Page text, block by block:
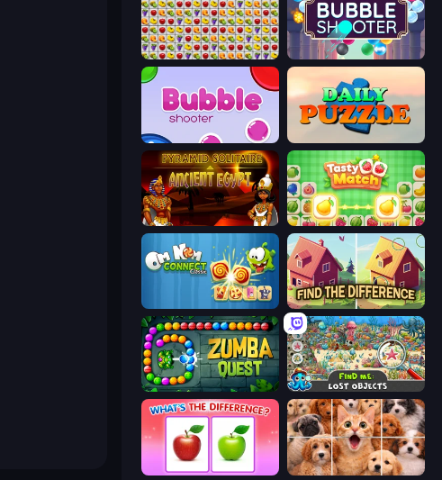
Same Game Fruit Collapse
Bubble Shooter Daily Puzzle
Pyramid Solitaire Ancient Egypt Tasty Match: Mahjong Pairs
Om Nom Connect Classic Find The Difference
Zumba Quest Find Me: Lost Objects
What's The Difference? Jigpic Solitaire